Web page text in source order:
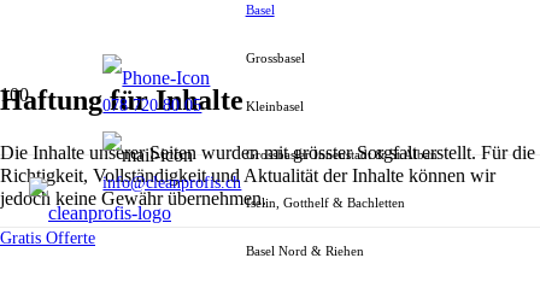
078 720 80 05
info@cleanprofis.ch
Basel
Grossbasel
Kleinbasel
Grossbasler Innenstadt & St.Alban
Iselin, Gotthelf & Bachletten
Basel Nord & Riehen
Gratis Offerte
Haftung für Inhalte
Die Inhalte unserer Seiten wurden mit grösster Sorgfalt erstellt. Für die
Richtigkeit, Vollständigkeit und Aktualität der Inhalte können wir
jedoch keine Gewähr übernehmen.